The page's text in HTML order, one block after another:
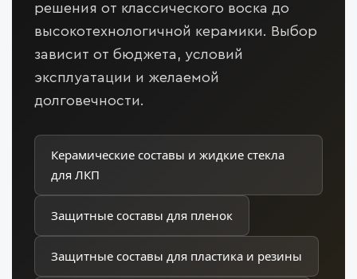
решения от классического воска до
высокотехнологичной керамики. Выбор
зависит от бюджета, условий
эксплуатации и желаемой
долговечности.
Керамические составы и жидкие стекла
для ЛКП
Защитные составы для пленок
Защитные составы для пластика и резины